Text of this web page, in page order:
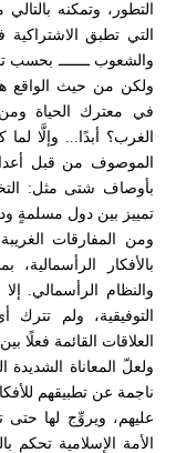
التطور، وتمكنه
التي تطبق
والشعوب ـــــــ بحسب
ولكن من حيث الواقع
في معترك الحياة
الغرب؟ أبدًا... وإلَّا
الموصوف من قبل
بأوصاف شتى مثل:
تمييز بين دول مسلمةٍ
ومن المفارقات
بالأفكار
والنظام الرأسمالي.
التوفيقية، ولم
العلاقات القائمة فعلًا
ولعلّ المعاناة
ناجمة عن تطبيقهم
عليهم، ويروِّج لها حتى
الأمة الإسلامية تحكم